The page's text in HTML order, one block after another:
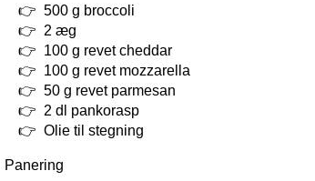
500 g broccoli
2 æg
100 g revet cheddar
100 g revet mozzarella
50 g revet parmesan
2 dl pankorasp
Olie til stegning
Panering